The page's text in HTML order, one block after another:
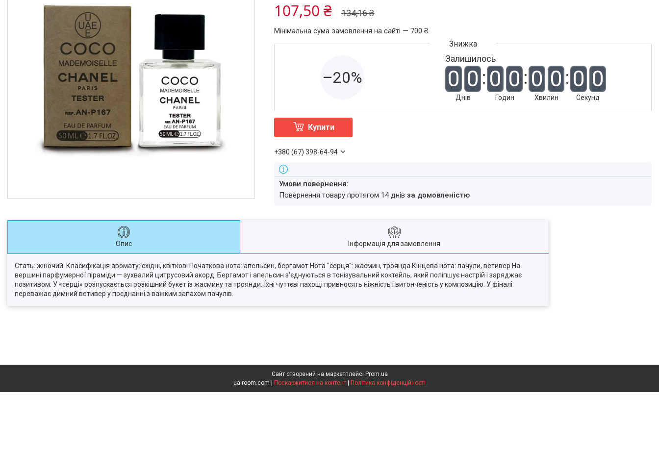
134,16 ₴
107,50 ₴
Мінімальна сума замовлення на сайті — 700 ₴
–20%
Залишилось
0 0
Днів
0 0
Годин
0 0
Хвилин
0 0
Секунд
Купити
+380 (67) 398-64-94
повернення товару протягом 14 днівза домовленістю
Опис Інформація для замовлення
Стать: жіночий Класифікація аромату: східні, квіткові Початкова нота: апельсин, бергамот Нота "серця": жасмин, троянда Кінцева нота: пачули, ветивер На
вершині парфумерної піраміди — зухвалий цитрусовий акорд. Бергамот і апельсин з'єднуються в тонізувальний коктейль, який поліпшує настрій і заряджає
позитивом. У «серці» розпускається розкішний букет із жасмину та троянди. Їхні чуттєві пахощі привносять ніжність і витонченість у композицію. У фіналі
переважає димний ветивер у поєднанні з важким запахом пачулів.
Сайт створений на маркетплейсі Prom.ua
Поскаржитися на контент Політика конфіденційності